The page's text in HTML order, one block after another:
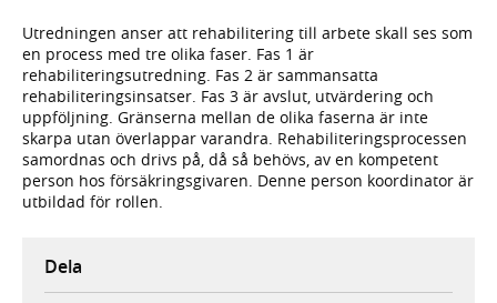
Utredningen anser att rehabilitering till arbete skall ses som
en process med tre olika faser. Fas 1 är
rehabiliteringsutredning. Fas 2 är sammansatta
rehabiliteringsinsatser. Fas 3 är avslut, utvärdering och
uppföljning. Gränserna mellan de olika faserna är inte
skarpa utan överlappar varandra. Rehabiliteringsprocessen
samordnas och drivs på, då så behövs, av en kompetent
person hos försäkringsgivaren. Denne person koordinator är
utbildad för rollen.
Dela